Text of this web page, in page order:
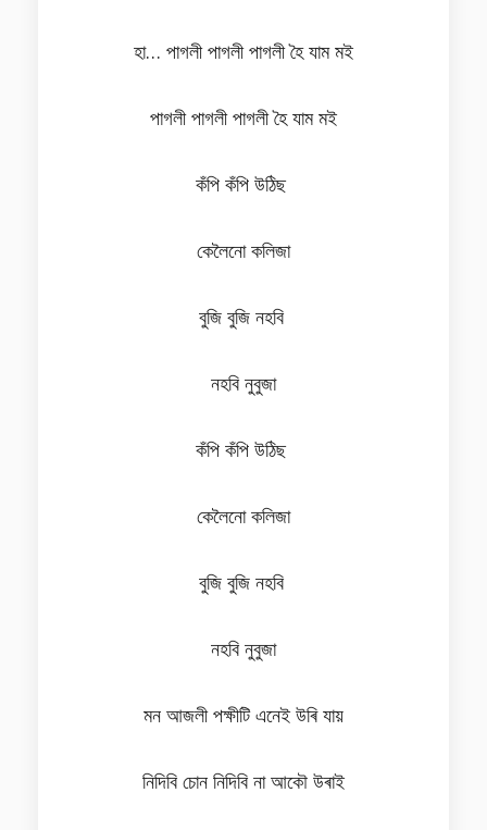
হা… পাগলী পাগলী পাগলী হৈ যাম মই
পাগলী পাগলী পাগলী হৈ যাম মই
কঁপি কঁপি উঠিছ
কেলৈনো কলিজা
বুজি বুজি নহবি
নহবি নুবুজা
কঁপি কঁপি উঠিছ
কেলৈনো কলিজা
বুজি বুজি নহবি
নহবি নুবুজা
মন‌ আজলী পক্ষীটি এনেই উৰি যায়
নিদিবি চোন নিদিবি না আকৌ উৰাই